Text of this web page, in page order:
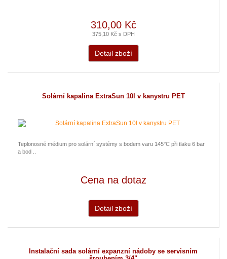
310,00 Kč
375,10 Kč s DPH
Detail zboží
Solární kapalina ExtraSun 10l v kanystru PET
Teplonosné médium pro solární systémy s bodem varu 145°C při tlaku 6 bar
a bod ..
Cena na dotaz
Detail zboží
Instalační sada solární expanzní nádoby se servisním